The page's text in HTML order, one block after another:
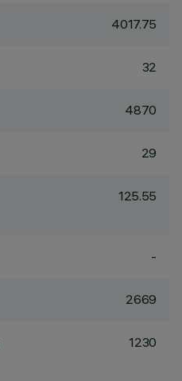
4017.75
32
4870
29
125.55
-
2669
1230